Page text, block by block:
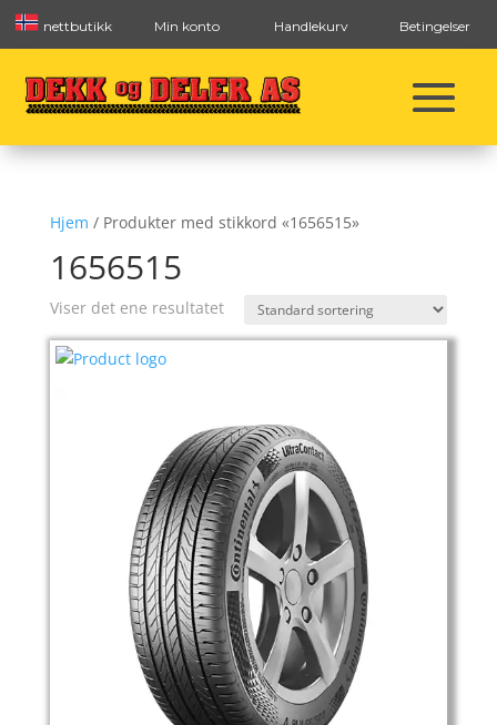
nettbutikk Min konto Handlekurv Betingelser
Hjem / Produkter med stikkord «1656515»
1656515
Viser det ene resultatet